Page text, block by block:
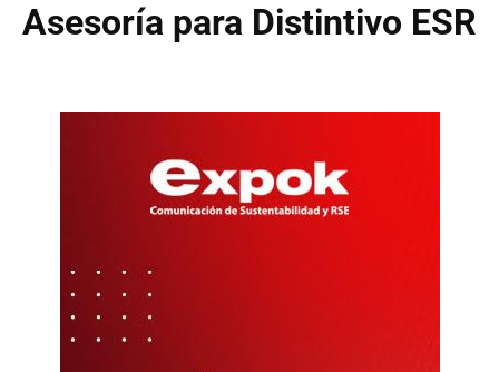
Asesoría para Distintivo ESR